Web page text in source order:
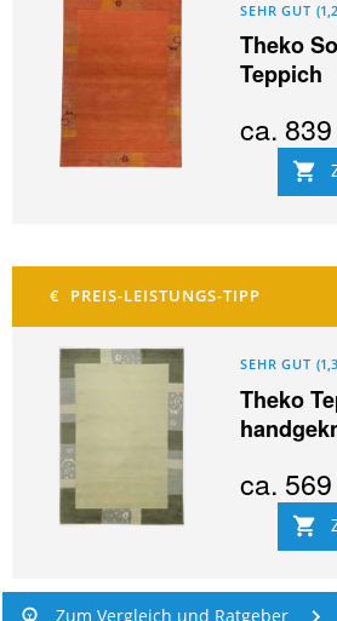
SEHR GUT (1,2
Theko
Teppich
ca.
SEHR GUT (1,3
Theko
ca.
Zum Vergleich und Ratgeber